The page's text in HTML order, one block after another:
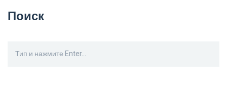
Поиск